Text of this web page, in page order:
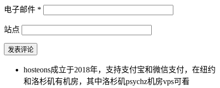
电子邮件 *
站点
hosteons成立于2018年，支持支付宝和微信支付，在纽约
和洛杉矶有机房，其中洛杉矶psychz机房vps可看